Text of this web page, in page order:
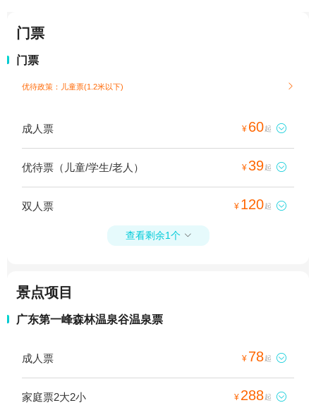
门票
门票
优待政策：儿童票(1.2米以下) 
成人票 ¥ 60起 
优待票（儿童/学生/老人） ¥39起 
双人票 ¥ 120起 
查看剩余1个 
景点项目
广东第一峰森林温泉谷温泉票
成人票 ¥ 78起 
家庭票2大2小 ¥ 288起 